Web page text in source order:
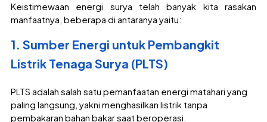
Keistimewaan energi surya telah banyak kita rasakan
manfaatnya, beberapa di antaranya yaitu:
1. Sumber Energi untuk Pembangkit
Listrik Tenaga Surya (PLTS)
PLTS adalah salah satu pemanfaatan energi matahari yang
paling langsung, yakni menghasilkan listrik tanpa
pembakaran bahan bakar saat beroperasi.